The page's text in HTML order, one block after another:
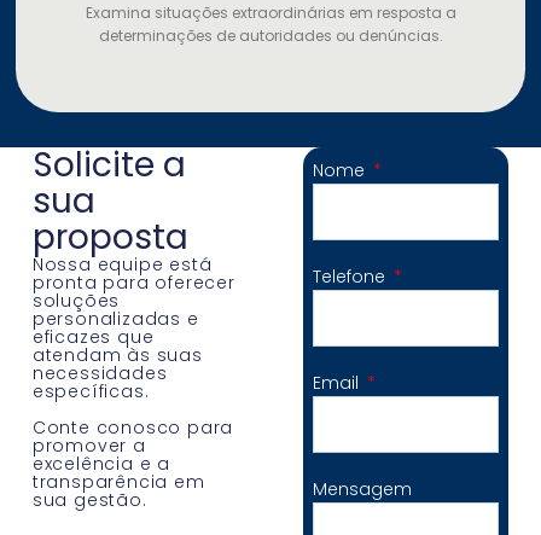
Examina situações extraordinárias em resposta a
determinações de autoridades ou denúncias.
Solicite a
sua
proposta
Nossa equipe está
pronta para oferecer
soluções
personalizadas e
eficazes que
atendam às suas
necessidades
específicas.
Conte conosco para
promover a
excelência e a
transparência em
sua gestão.
Nome
Telefone
Email
Mensagem